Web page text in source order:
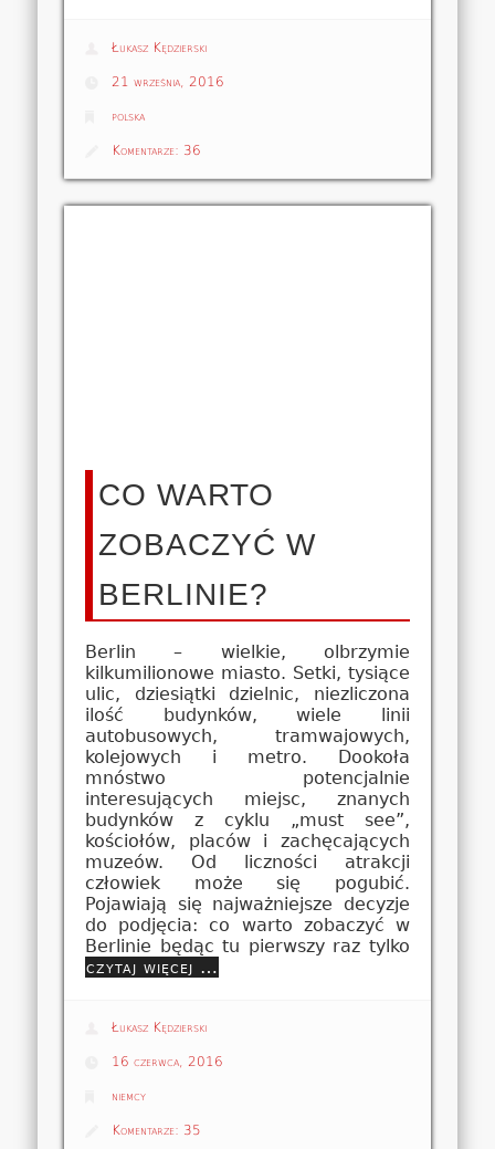
Łukasz Kędzierski
21 września, 2016
polska
Komentarze: 36
CO WARTO
ZOBACZYĆ W
BERLINIE?
Berlin – wielkie, olbrzymie
kilkumilionowe miasto. Setki, tysiące
ulic, dziesiątki dzielnic, niezliczona
ilość budynków, wiele linii
autobusowych, tramwajowych,
kolejowych i metro. Dookoła
mnóstwo potencjalnie
interesujących miejsc, znanych
budynków z cyklu „must see”,
kościołów, placów i zachęcających
muzeów. Od liczności atrakcji
człowiek może się pogubić.
Pojawiają się najważniejsze decyzje
do podjęcia: co warto zobaczyć w
Berlinie będąc tu pierwszy raz tylko
czytaj więcej …
Łukasz Kędzierski
16 czerwca, 2016
niemcy
Komentarze: 35